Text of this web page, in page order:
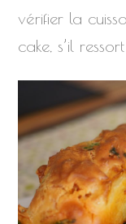
vérifier la
cake, s’il